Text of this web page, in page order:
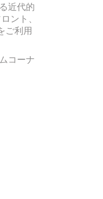
近代的
ント、
ご利用
コーナ